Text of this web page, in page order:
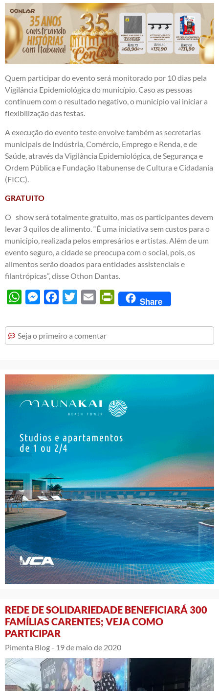
Quem participar do evento será monitorado por 10 dias pela
Vigilância Epidemiológica do município. Caso as pessoas
continuem com o resultado negativo, o município vai iniciar a
flexibilização das festas.
A execução do evento teste envolve também as secretarias
municipais de Indústria, Comércio, Emprego e Renda, e de
Saúde, através da Vigilância Epidemiológica, de Segurança e
Ordem Pública e Fundação Itabunense de Cultura e Cidadania
(FICC).
GRATUITO
O show será totalmente gratuito, mas os participantes devem
levar 3 quilos de alimento. “É uma iniciativa sem custos para o
município, realizada pelos empresários e artistas. Além de um
evento seguro, a cidade se preocupa com o social, pois, os
alimentos serão doados para entidades assistenciais e
filantrópicas”, disse Othon Dantas.
WhatsAppMessengerFacebook
Twitter Email PrintFriendly
Share
Seja o primeiro a comentar
REDE DE SOLIDARIEDADE BENEFICIARÁ 300
FAMÍLIAS CARENTES; VEJA COMO
PARTICIPAR
Pimenta Blog - 19 de maio de 2020